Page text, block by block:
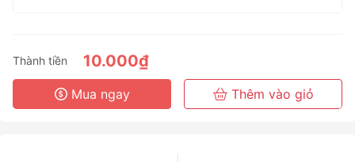
6 Tháng
3 Năm
Thành tiền 10.000₫
Mua ngay Thêm vào giỏ